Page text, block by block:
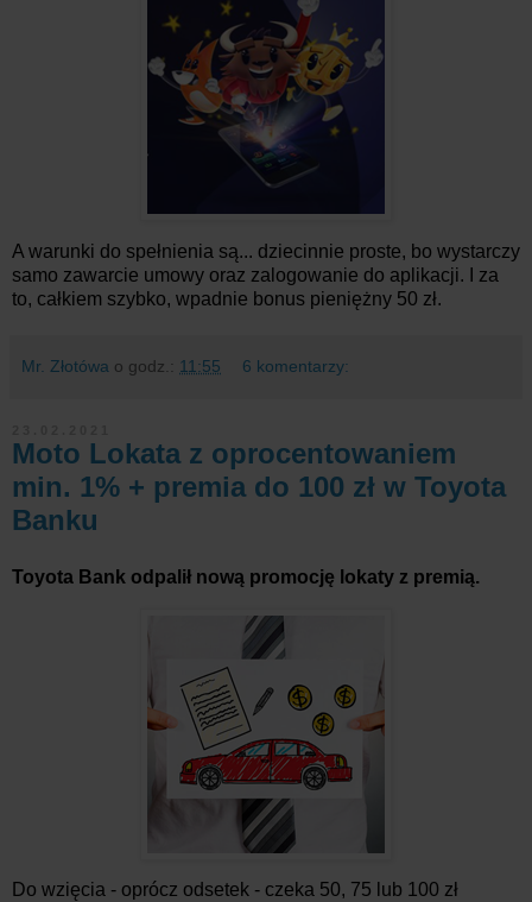
A warunki do spełnienia są... dziecinnie proste, bo wystarczy
samo zawarcie umowy oraz zalogowanie do aplikacji. I za
to, całkiem szybko, wpadnie bonus pieniężny 50 zł.
Mr. Złotówa o godz.: 11:55 6 komentarzy:
Moto Lokata z oprocentowaniem
min. 1% + premia do 100 zł w Toyota
Banku
Toyota Bank odpalił nową promocję lokaty z premią.
Do wzięcia - oprócz odsetek - czeka 50, 75 lub 100 zł